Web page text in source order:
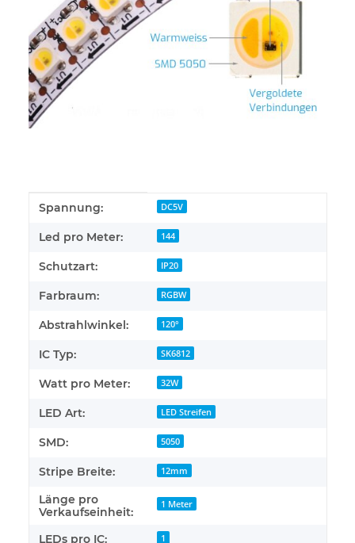
Produkteigenschaft
Wert
Spannung: DC5V
Led pro Meter: 144
Schutzart: IP20
Farbraum: RGBW
Abstrahlwinkel: 120°
IC Typ: SK6812
Watt pro Meter: 32W
LED Art: LED Streifen
SMD: 5050
Stripe Breite: 12mm
Länge pro
Verkaufseinheit:
1 Meter
LEDs pro IC: 1